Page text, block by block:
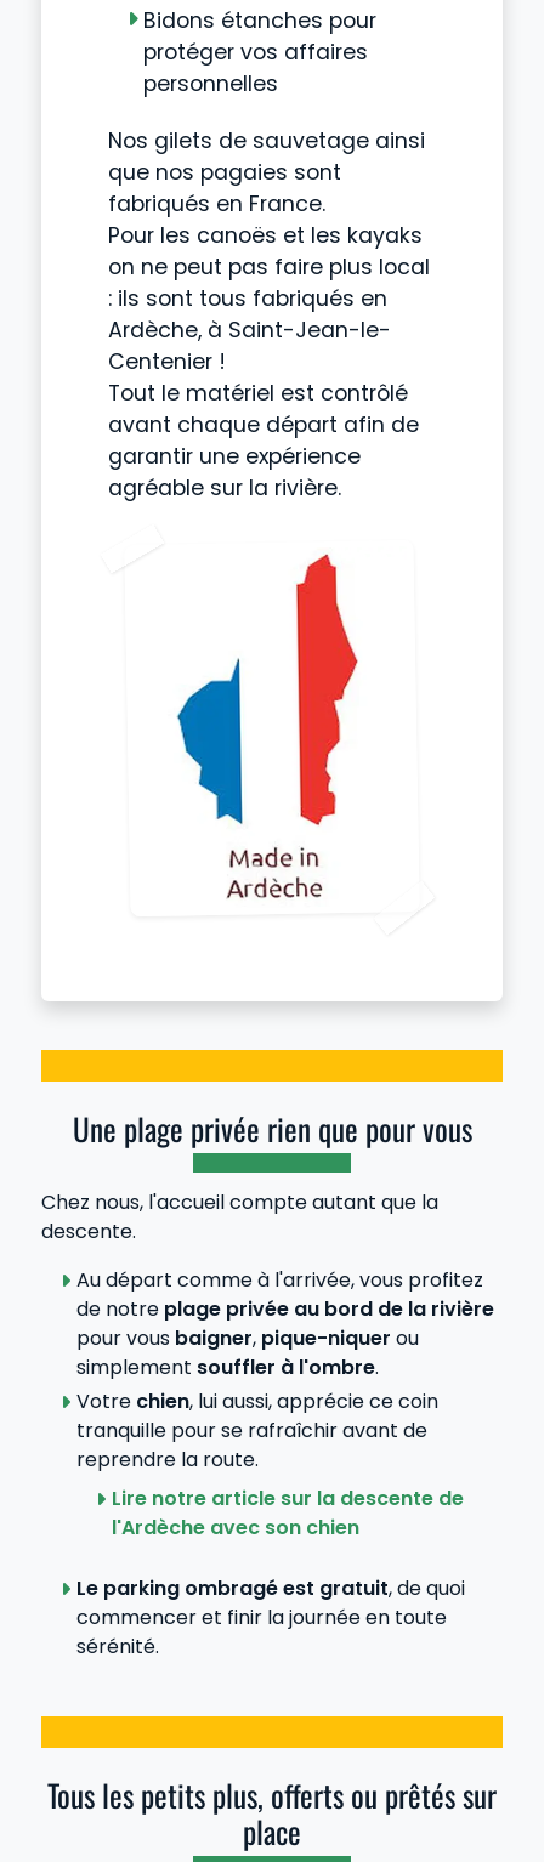
Bidons étanches pour
protéger vos affaires
personnelles
Nos gilets de sauvetage ainsi
que nos pagaies sont
fabriqués en France.
Pour les canoës et les kayaks
on ne peut pas faire plus local
: ils sont tous fabriqués en
Ardèche, à Saint-Jean-le-
Centenier !
Tout le matériel est contrôlé
avant chaque départ afin de
garantir une expérience
agréable sur la rivière.
Une plage privée rien que pour vous
Chez nous, l'accueil compte autant que la
descente.
Au départ comme à l'arrivée, vous profitez
de notre plage privée au bord de la rivière
pour vous baigner, pique-niquer ou
simplement souffler à l'ombre.
Votre chien, lui aussi, apprécie ce coin
tranquille pour se rafraîchir avant de
reprendre la route.
Lire notre article sur la descente de
l'Ardèche avec son chien
Le parking ombragé est gratuit, de quoi
commencer et finir la journée en toute
sérénité.
Tous les petits plus, offerts ou prêtés sur
place